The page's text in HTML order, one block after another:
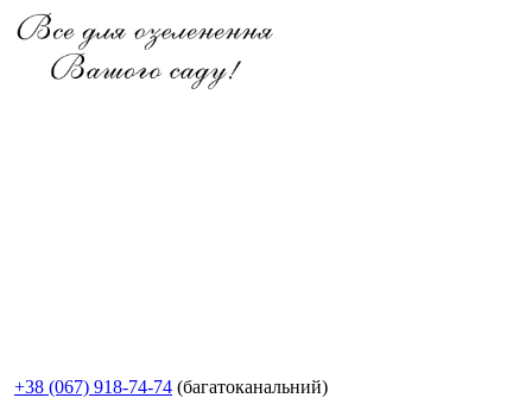
+38 (067) 918-74-74 (багатоканальний)